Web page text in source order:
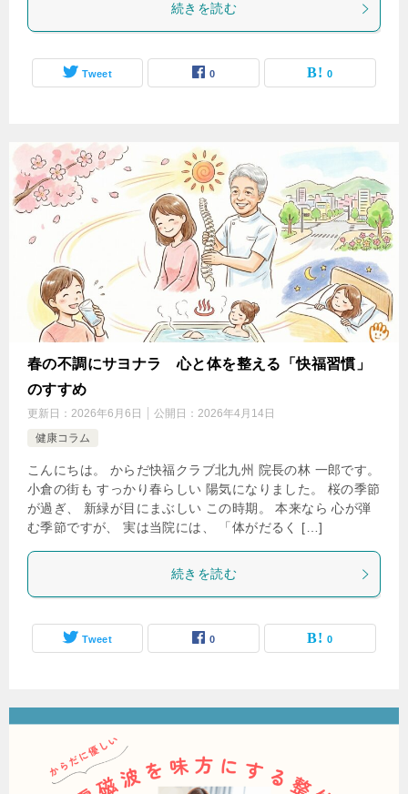
続きを読む
Tweet 0 0
春の不調にサヨナラ 心と体を整える「快福習慣」
のすすめ
更新日： 2026年6月6日 公開日： 2026年4月14日
健康コラム
こんにちは。 からだ快福クラブ北九州 院長の林 一郎です。
小倉の街も すっかり春らしい 陽気になりました。 桜の季節
が過ぎ、 新緑が目にまぶしい この時期。 本来なら 心が弾
む季節ですが、 実は当院には、 「体がだるく […]
続きを読む
Tweet 0 0